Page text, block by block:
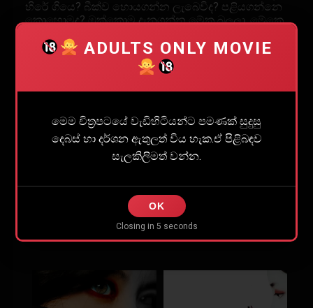
හිරේ ගියෙ? බීක්ව හොයගන්න ලැබෙවිද? පළියගන්නෙ
කොහොමද? ඔක්කොම දැනගන්න මේක බලලා. මේකෙ
ADULTS ONLY MOVIE
මෙම චිත්‍රපටයේ වැඩිහිටියන්ට පමණක් සුදුසු දෙබස්
හා දර්ශන ඇතුලත් විය හැක.ඒ පිළිබඳව සැලකිලිමත්
වන්න.
ADULTS ONLY MOVIE
මෙම චිත්‍රපටයේ වැඩිහිටියන්ට පමණක් සුදුසු
දෙබස් හා දර්ශන ඇතුලත් විය හැක.ඒ පිළිබඳව
සැලකිලිමත් වන්න.
OK
Closing in 5 seconds